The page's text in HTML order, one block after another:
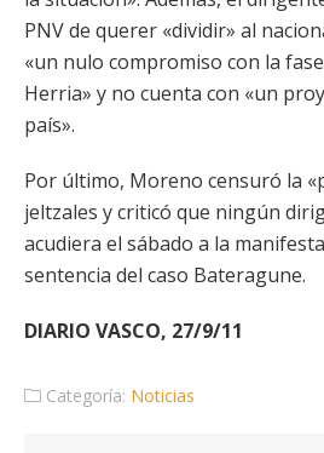
PNV de querer «dividir» al
«un nulo compromiso con la
Herria» y no cuenta con «un
país».
Por último, Moreno censuró la
jeltzales y criticó que ningún
acudiera el sábado a la
sentencia del caso Bateragune.
DIARIO VASCO, 27/9/11
Categoría: Noticias